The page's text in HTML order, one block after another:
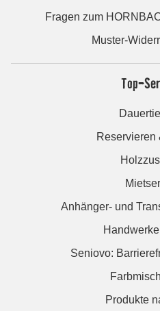
Fragen zum
Muster-
Top-
Reservieren
Anhänger- und
Seniovo:
Produkte